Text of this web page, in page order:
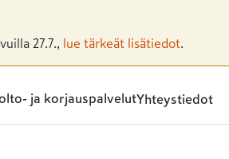
27.7., lue tärkeät lisätiedot
ja korjauspalvelutYhteystiedot